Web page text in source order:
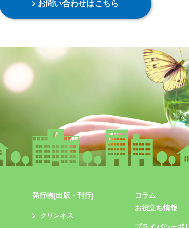
お問い合わせはこちら
発行物[出版・刊行]
クリンネス
コラム
お役立ち情報